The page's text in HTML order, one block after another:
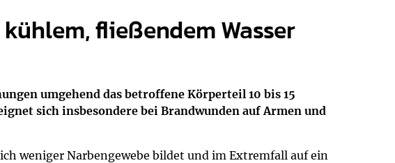
fließendem Wasser
umgehend das betroffene Körperteil 10 bis 15
sich insbesondere bei Brandwunden auf Armen und
weniger Narbengewebe bildet und im Extremfall auf ein